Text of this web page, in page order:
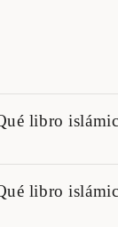
libro
conectar con
libro